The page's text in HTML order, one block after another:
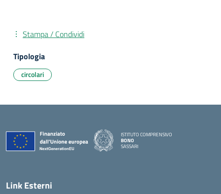
Stampa / Condividi
Tipologia
circolari
ISTITUTO COMPRENSIVO
BONO
SASSARI
Link Esterni